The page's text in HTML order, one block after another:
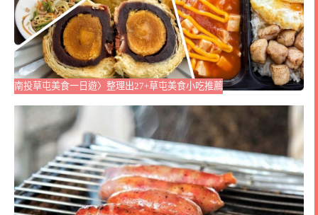
南投草屯美食一日遊〉整理出27+草屯美食小吃推薦